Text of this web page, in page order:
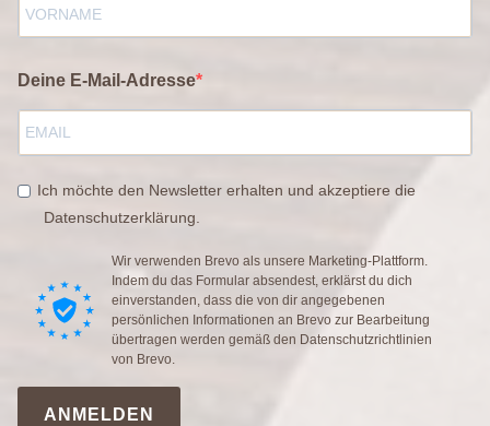
Deine E-Mail-Adresse
Ich möchte den Newsletter erhalten und akzeptiere die
Datenschutzerklärung.
Wir verwenden Brevo als unsere Marketing-Plattform.
Indem du das Formular absendest, erklärst du dich
einverstanden, dass die von dir angegebenen
persönlichen Informationen an Brevo zur Bearbeitung
übertragen werden gemäß den Datenschutzrichtlinien
von Brevo.
ANMELDEN